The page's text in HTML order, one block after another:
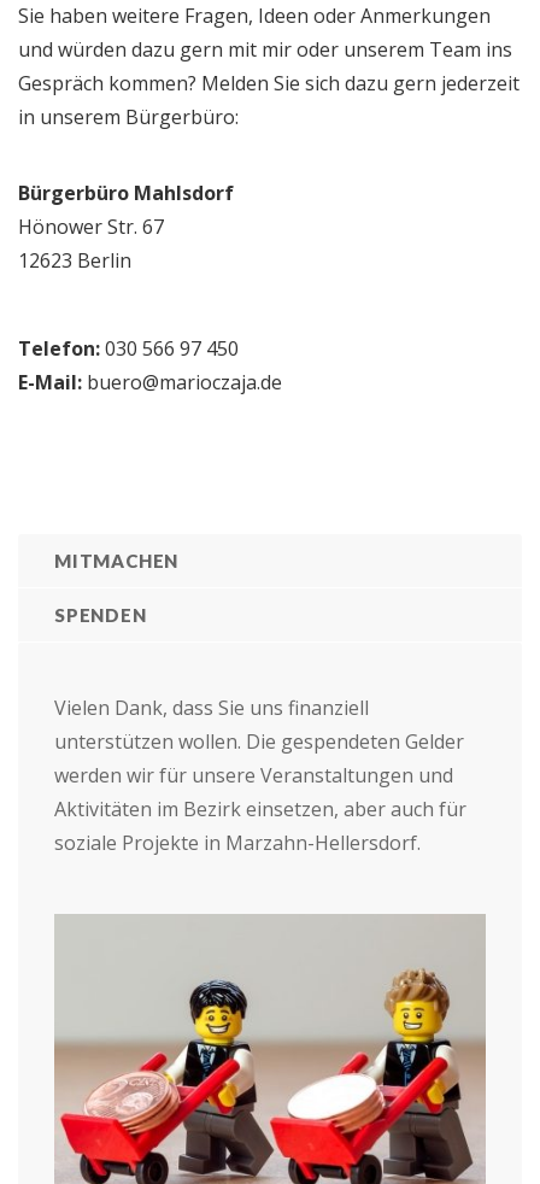
Sie haben weitere Fragen, Ideen oder Anmerkungen
und würden dazu gern mit mir oder unserem Team ins
Gespräch kommen? Melden Sie sich dazu gern jederzeit
in unserem Bürgerbüro:
Bürgerbüro Mahlsdorf
Hönower Str. 67
12623 Berlin
Telefon:030 566 97 450
E-Mail: buero@marioczaja.de
MITMACHEN
SPENDEN
Vielen Dank, dass Sie uns finanziell
unterstützen wollen. Die gespendeten Gelder
werden wir für unsere Veranstaltungen und
Aktivitäten im Bezirk einsetzen, aber auch für
soziale Projekte in Marzahn-Hellersdorf.